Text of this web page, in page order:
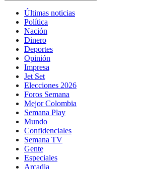
Últimas noticias
Política
Nación
Dinero
Deportes
Opinión
Impresa
Jet Set
Elecciones 2026
Foros Semana
Mejor Colombia
Semana Play
Mundo
Confidenciales
Semana TV
Gente
Especiales
Arcadia